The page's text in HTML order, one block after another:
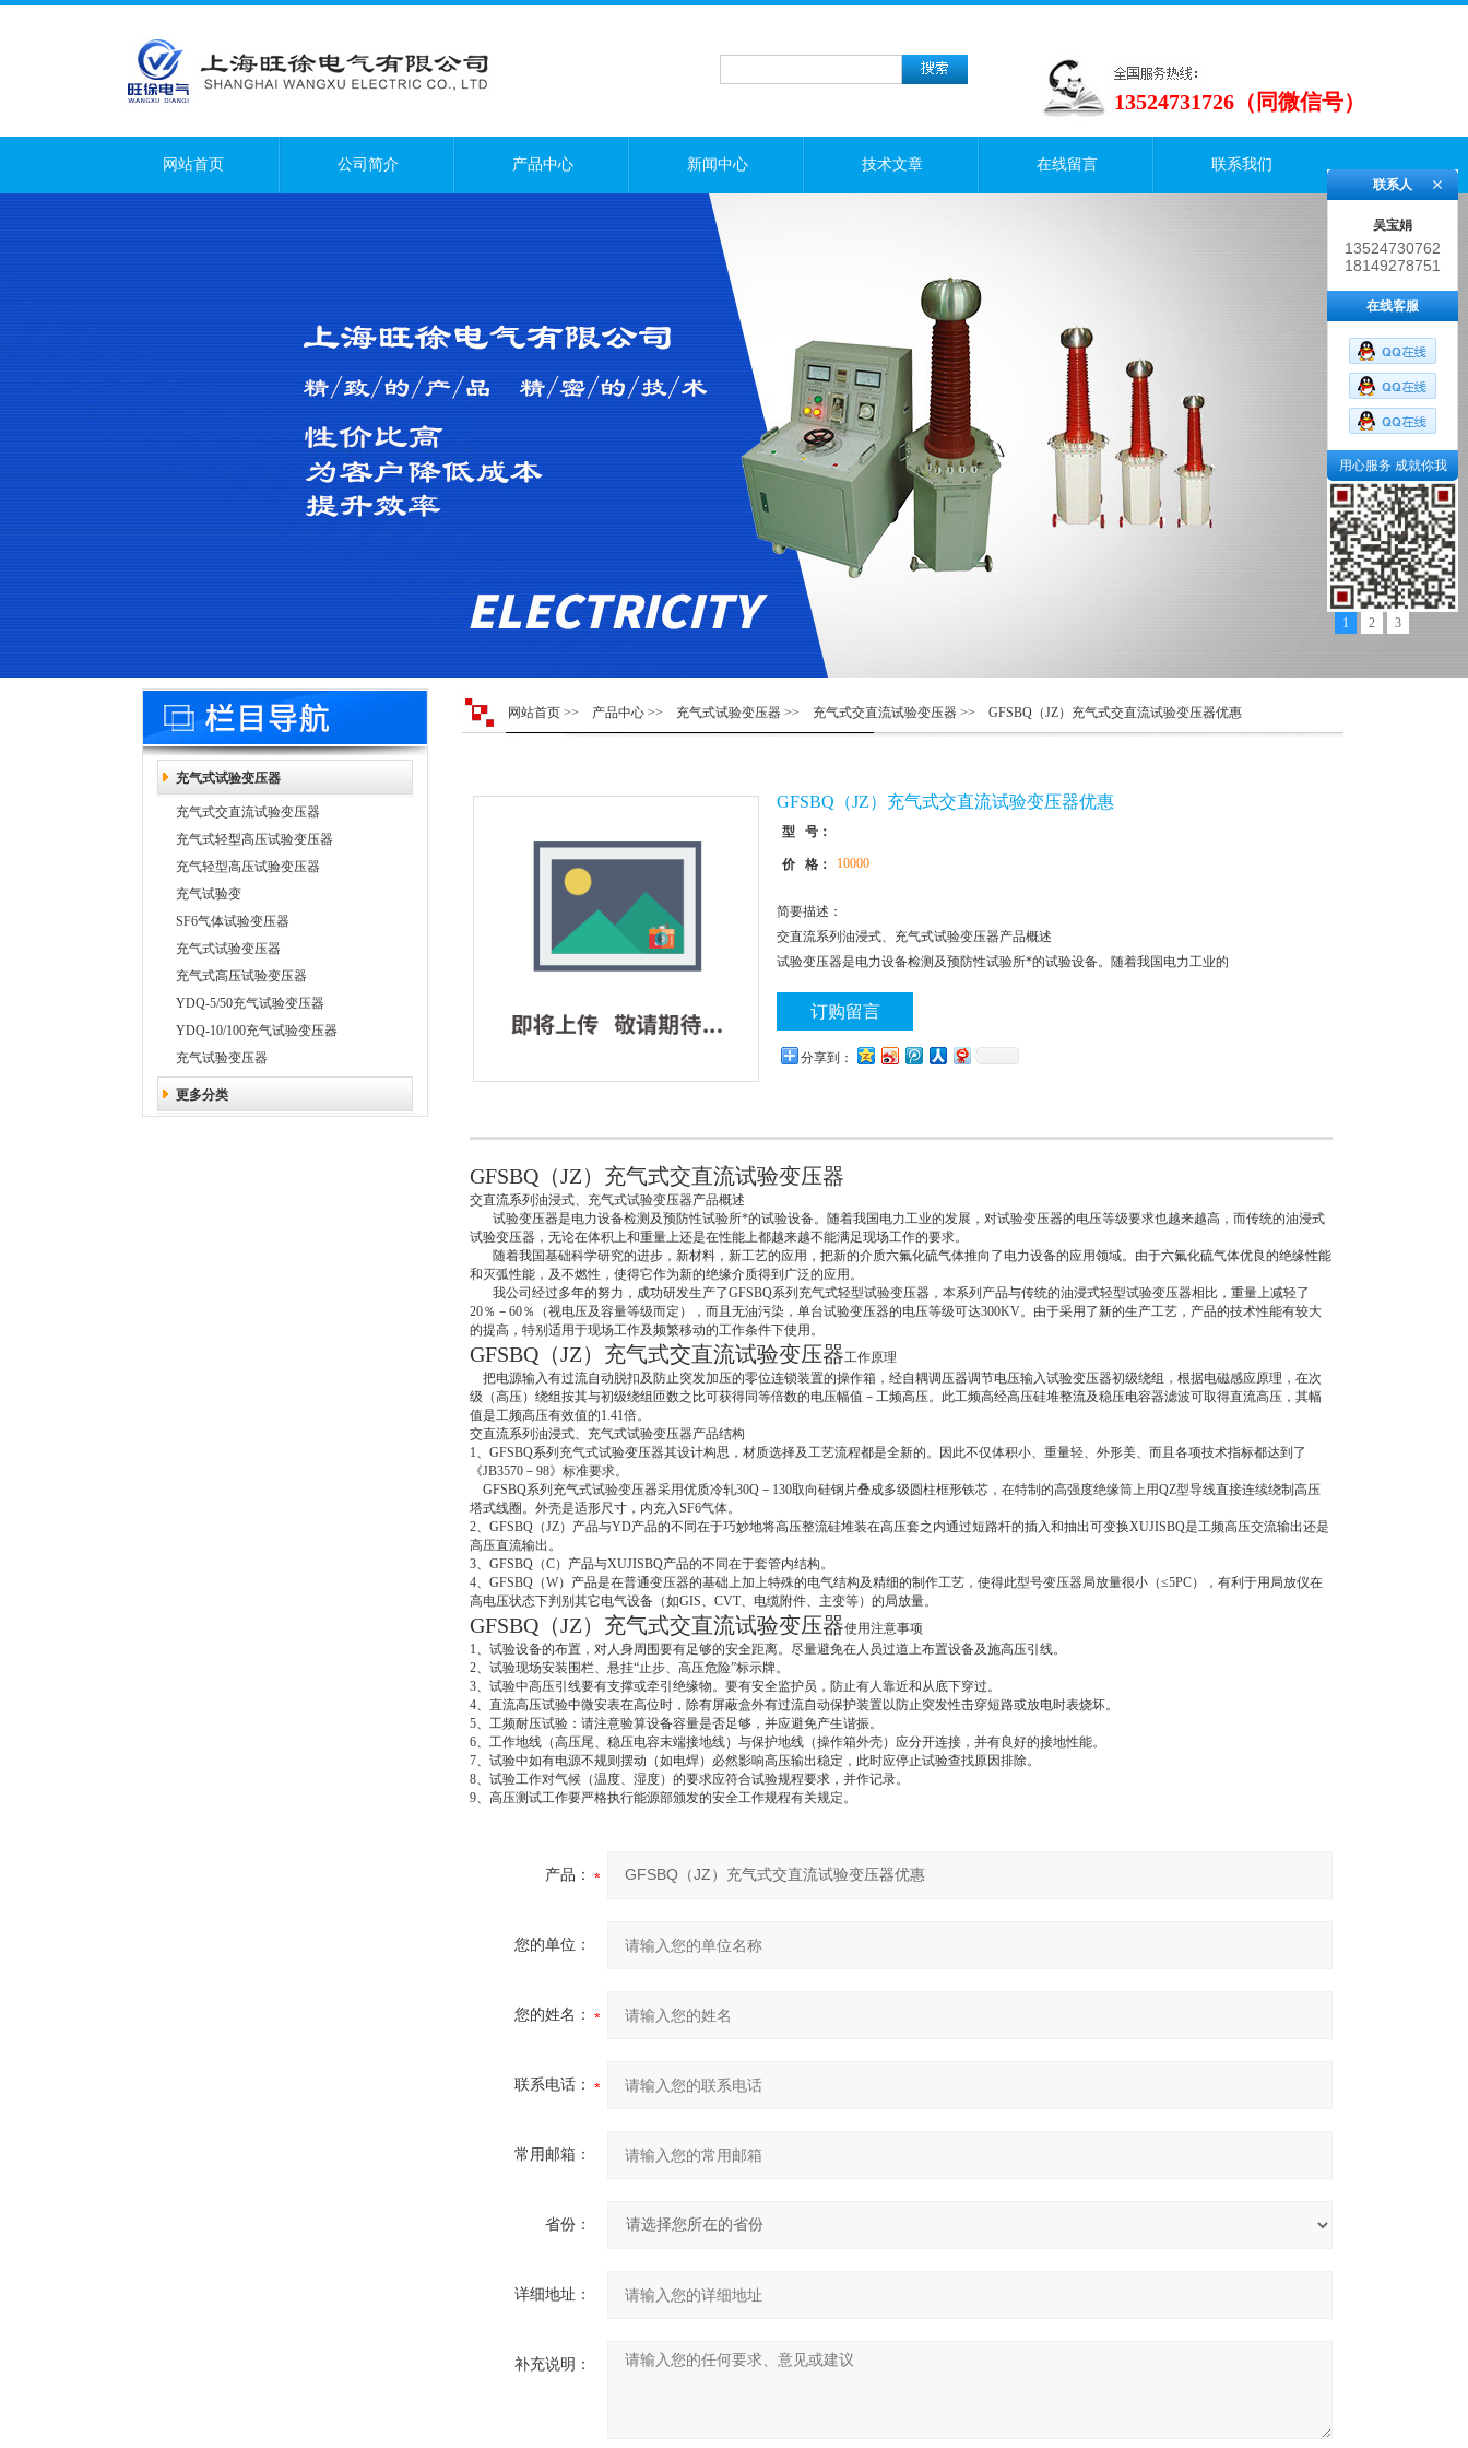
13524731726（同微信号）
网站首页 公司简介 产品中心 新闻中心 技术文章 在线留言 联系我们
1 2 3
充气式试验变压器
充气式交直流试验变压器
充气式轻型高压试验变压器
充气轻型高压试验变压器
充气试验变
SF6气体试验变压器
充气式试验变压器
充气式高压试验变压器
YDQ-5/50充气试验变压器
YDQ-10/100充气试验变压器
充气试验变压器
更多分类
网站首页 >> 产品中心 >> 充气式试验变压器 >> 充气式交直流试验变压器 >> GFSBQ（JZ）充气式交直流试验变压器优惠
GFSBQ（JZ）充气式交直流试验变压器优惠
型 号：
价 格： 10000
简要描述：
交直流系列油浸式、充气式试验变压器产品概述
试验变压器是电力设备检测及预防性试验所*的试验设备。随着我国电力工业的
无论在体积上和重量上还是在性能上都越来越不能满足现场工作的要求。
体推向了电力设备的应用领域。
订购留言
分享到：
GFSBQ（JZ）充气式交直流试验变压器
交直流系列油浸式、充气式试验变压器产品概述
试验变压器是电力设备检测及预防性试验所*的试验设备。随着我国电力工业的发展，对试验变压器的电压等级要求也越来越高，而传统的油浸式
试验变压器，无论在体积上和重量上还是在性能上都越来越不能满足现场工作的要求。
随着我国基础科学研究的进步，新材料，新工艺的应用，把新的介质六氟化硫气体推向了电力设备的应用领域。由于六氟化硫气体优良的绝缘性能
和灭弧性能，及不燃性，使得它作为新的绝缘介质得到广泛的应用。
我公司经过多年的努力，成功研发生产了GFSBQ系列充气式轻型试验变压器，本系列产品与传统的油浸式轻型试验变压器相比，重量上减轻了
20％－60％（视电压及容量等级而定），而且无油污染，单台试验变压器的电压等级可达300KV。由于采用了新的生产工艺，产品的技术性能有较大
的提高，特别适用于现场工作及频繁移动的工作条件下使用。
GFSBQ（JZ）充气式交直流试验变压器工作原理
把电源输入有过流自动脱扣及防止突发加压的零位连锁装置的操作箱，经自耦调压器调节电压输入试验变压器初级绕组，根据电磁感应原理，在次
级（高压）绕组按其与初级绕组匝数之比可获得同等倍数的电压幅值－工频高压。此工频高经高压硅堆整流及稳压电容器滤波可取得直流高压，其幅
值是工频高压有效值的1.41倍。
交直流系列油浸式、充气式试验变压器产品结构
1、GFSBQ系列充气式试验变压器其设计构思，材质选择及工艺流程都是全新的。因此不仅体积小、重量轻、外形美、而且各项技术指标都达到了
《JB3570－98》标准要求。
GFSBQ系列充气式试验变压器采用优质冷轧30Q－130取向硅钢片叠成多级圆柱框形铁芯，在特制的高强度绝缘筒上用QZ型导线直接连续绕制高压
塔式线圈。外壳是适形尺寸，内充入SF6气体。
2、GFSBQ（JZ）产品与YD产品的不同在于巧妙地将高压整流硅堆装在高压套之内通过短路杆的插入和抽出可变换XUJISBQ是工频高压交流输出还是
高压直流输出。
3、GFSBQ（C）产品与XUJISBQ产品的不同在于套管内结构。
4、GFSBQ（W）产品是在普通变压器的基础上加上特殊的电气结构及精细的制作工艺，使得此型号变压器局放量很小（≤5PC），有利于用局放仪在
高电压状态下判别其它电气设备（如GIS、CVT、电缆附件、主变等）的局放量。
GFSBQ（JZ）充气式交直流试验变压器使用注意事项
1、试验设备的布置，对人身周围要有足够的安全距离。尽量避免在人员过道上布置设备及施高压引线。
2、试验现场安装围栏、悬挂“止步、高压危险”标示牌。
3、试验中高压引线要有支撑或牵引绝缘物。要有安全监护员，防止有人靠近和从底下穿过。
4、直流高压试验中微安表在高位时，除有屏蔽盒外有过流自动保护装置以防止突发性击穿短路或放电时表烧坏。
5、工频耐压试验：请注意验算设备容量是否足够，并应避免产生谐振。
6、工作地线（高压尾、稳压电容末端接地线）与保护地线（操作箱外壳）应分开连接，并有良好的接地性能。
7、试验中如有电源不规则摆动（如电焊）必然影响高压输出稳定，此时应停止试验查找原因排除。
8、试验工作对气候（温度、湿度）的要求应符合试验规程要求，并作记录。
9、高压测试工作要严格执行能源部颁发的安全工作规程有关规定。
产品：
您的单位：
您的姓名：
联系电话：
常用邮箱：
省份：
详细地址：
补充说明：
联系人
吴宝娟
13524730762
18149278751
在线客服
用心服务 成就你我